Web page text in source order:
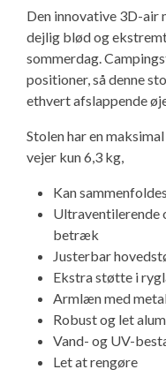
Isabella
Isabella
Persondata
GPDR -
GPDR - KG
Den innovative 3D-
dejlig blød og
sommerdag.
positioner, så denne
ethvert afslappende
Stolen har en
vejer kun 6,3 kg,
Kan
Ultraventilerende
betræk
Justerbar
Ekstra støtte i
Armlæn med
Robust og let
Vand- og UV-
Let at rengøre